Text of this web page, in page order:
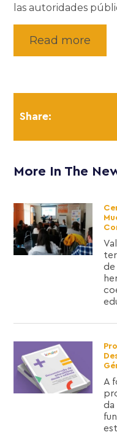
las autoridades
Read more
Share:
More In The
de
A
da